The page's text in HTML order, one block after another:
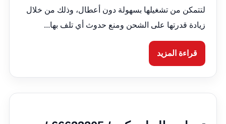
لتتمكن من تشغيلها بسهولة دون أعطال، وذلك من خلال
زيادة قدرتها على الشحن ومنع حدوث أي تلف بها...
قراءة المزيد